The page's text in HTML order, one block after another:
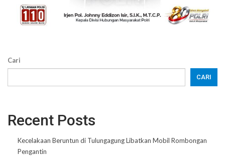
Cari
CARI
Recent Posts
Kecelakaan Beruntun di Tulungagung Libatkan Mobil Rombongan
Pengantin